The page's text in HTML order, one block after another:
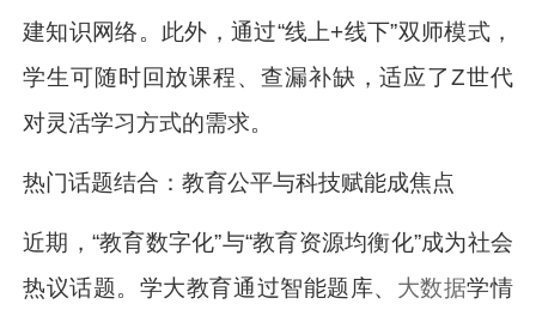
建知识网络。此外，通过“线上+线下”双师模式，
学生可随时回放课程、查漏补缺，适应了Z世代
对灵活学习方式的需求。
热门话题结合：教育公平与科技赋能成焦点
近期，“教育数字化”与“教育资源均衡化”成为社会
热议话题。学大教育通过智能题库、 大数据学情